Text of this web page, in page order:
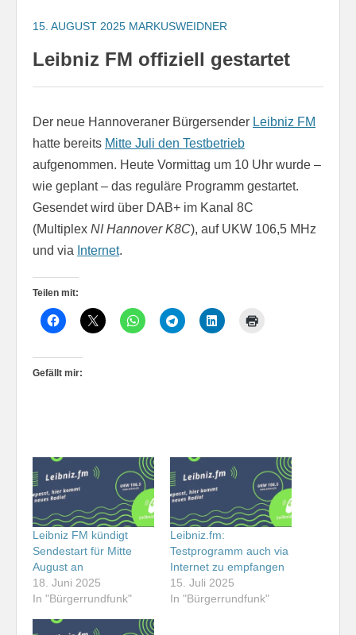
15. AUGUST 2025 MARKUSWEIDNER
Leibniz FM offiziell gestartet
Der neue Hannoveraner Bürgersender Leibniz FM
hatte bereits Mitte Juli den Testbetrieb
aufgenommen. Heute Vormittag um 10 Uhr wurde –
wie geplant – das reguläre Programm gestartet.
Gesendet wird über DAB+ im Kanal 8C
(Multiplex NI Hannover K8C), auf UKW 106,5 MHz
und via Internet.
Teilen mit:
Gefällt mir:
Leibniz FM kündigt
Sendestart für Mitte
August an
18. Juni 2025
In "Bürgerrundfunk"
Leibniz.fm:
Testprogramm auch via
Internet zu empfangen
15. Juli 2025
In "Bürgerrundfunk"